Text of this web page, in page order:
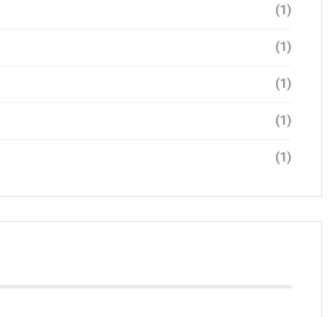
(1)
(1)
(1)
(1)
(1)